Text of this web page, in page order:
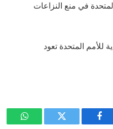
في منع النزاعات
العادية للأمم المتحدة تعود
فيسبوك تويتر واتساب